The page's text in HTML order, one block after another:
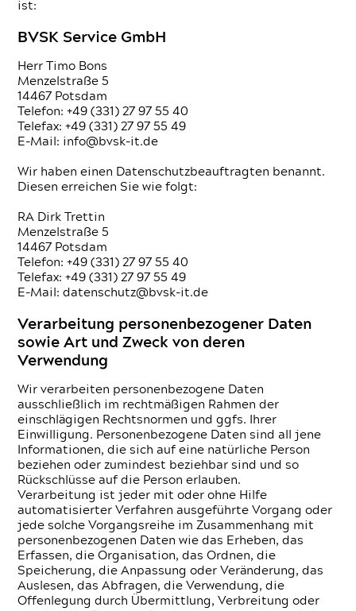
ist:
BVSK Service GmbH
Herr Timo Bons
Menzelstraße 5
14467 Potsdam
Telefon: +49 (331) 27 97 55 40
Telefax: +49 (331) 27 97 55 49
E-Mail: info@bvsk-it.de
Wir haben einen Daten­schutzbeauftragten benannt.
Diesen erreichen Sie wie folgt:
RA Dirk Trettin
Menzelstraße 5
14467 Potsdam
Telefon: +49 (331) 27 97 55 40
Telefax: +49 (331) 27 97 55 49
E-Mail: datenschutz@bvsk-it.de
Verarbeitung personenbezogener Daten
sowie Art und Zweck von deren
Verwendung
Wir verarbeiten personenbezogene Daten
ausschließlich im rechtmäßigen Rahmen der
einschlägigen Rechtsnormen und ggfs. Ihrer
Einwilligung. Personenbezogene Daten sind all jene
Informationen, die sich auf eine natürliche Person
beziehen oder zumindest beziehbar sind und so
Rückschlüsse auf die Person erlauben.
Verarbeitung ist jeder mit oder ohne Hilfe
automatisierter Verfahren ausgeführte Vorgang oder
jede solche Vorgangsreihe im Zusammenhang mit
personenbezogenen Daten wie das Erheben, das
Erfassen, die Organisation, das Ordnen, die
Speicherung, die Anpassung oder Veränderung, das
Auslesen, das Abfragen, die Verwendung, die
Offenlegung durch Übermittlung, Verbreitung oder